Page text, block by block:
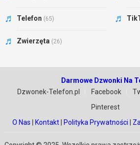
Telefon (65)
Zwierzęta (26)
Darmowe Dzwonki Na
Dzwonek-Telefon.pl
Facebook
Pinterest
O Nas
Kontakt Polityka Prywatności